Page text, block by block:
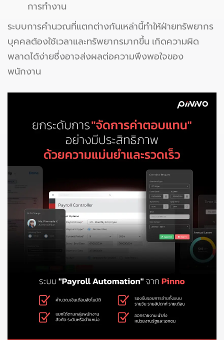
การทำงาน
ระบบการคำนวณที่แตกต่างกันเหล่านี้ทำให้ฝ่ายทรัพยากร
บุคคลต้องใช้เวลาและทรัพยากรมากขึ้น เกิดความผิด
พลาดได้ง่ายซึ่งอาจส่งผลต่อความพึงพอใจของ
พนักงาน